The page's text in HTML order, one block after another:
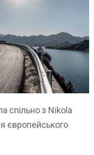
спільно з Nikola
європейського